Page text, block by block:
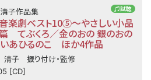
♫試聴
子作品集
楽劇ベスト10⑤〜やさしい小品
てぶくろ／金のおの 銀のおの
いあひるのこ ほか4作品
清子 振り付け・監修
[CD]